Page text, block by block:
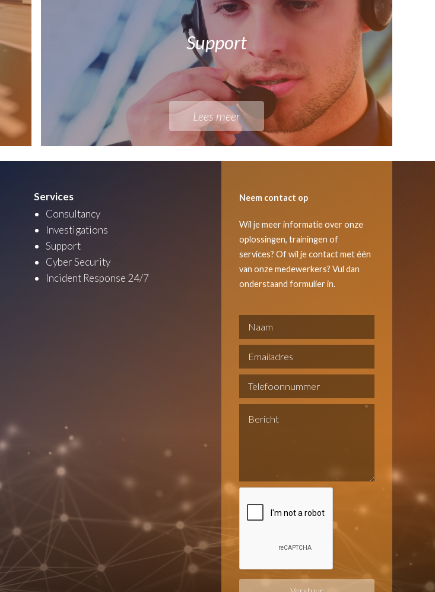
Support
Lees meer
Services
Consultancy
Investigations
Support
Cyber Security
Incident Response 24/7
Neem contact op
Wil je meer informatie over onze
oplossingen, trainingen of
services? Of wil je contact met één
van onze medewerkers? Vul dan
onderstaand formulier in.